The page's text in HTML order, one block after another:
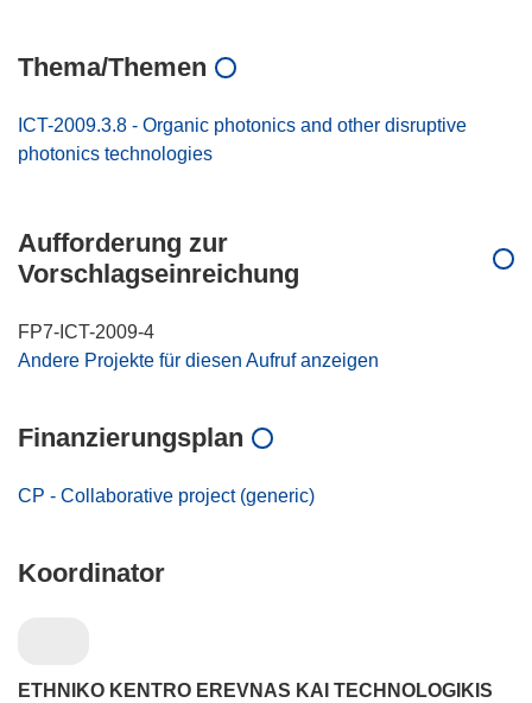
Thema/Themen
ICT-2009.3.8 - Organic photonics and other disruptive
photonics technologies
Aufforderung zur
Vorschlagseinreichung
FP7-ICT-2009-4
Andere Projekte für diesen Aufruf anzeigen
Finanzierungsplan
CP - Collaborative project (generic)
Koordinator
ETHNIKO KENTRO EREVNAS KAI TECHNOLOGIKIS